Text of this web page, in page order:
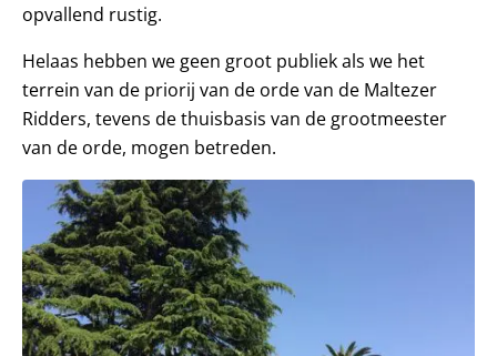
opvallend rustig.
Helaas hebben we geen groot publiek als we het
terrein van de priorij van de orde van de Maltezer
Ridders, tevens de thuisbasis van de grootmeester
van de orde, mogen betreden.